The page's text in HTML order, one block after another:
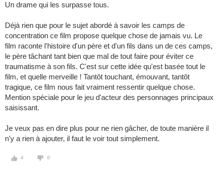
Un drame qui les surpasse tous.
Déjà rien que pour le sujet abordé à savoir les camps de
concentration ce film propose quelque chose de jamais vu. Le
film raconte l'histoire d'un père et d'un fils dans un de ces camps,
le père tâchant tant bien que mal de tout faire pour éviter ce
traumatisme à son fils. C'est sur cette idée qu'est basée tout le
film, et quelle merveille ! Tantôt touchant, émouvant, tantôt
tragique, ce film nous fait vraiment ressentir quelque chose.
Mention spéciale pour le jeu d'acteur des personnages principaux
saisissant.
Je veux pas en dire plus pour ne rien gâcher, de toute manière il
n'y a rien à ajouter, il faut le voir tout simplement.
4 0